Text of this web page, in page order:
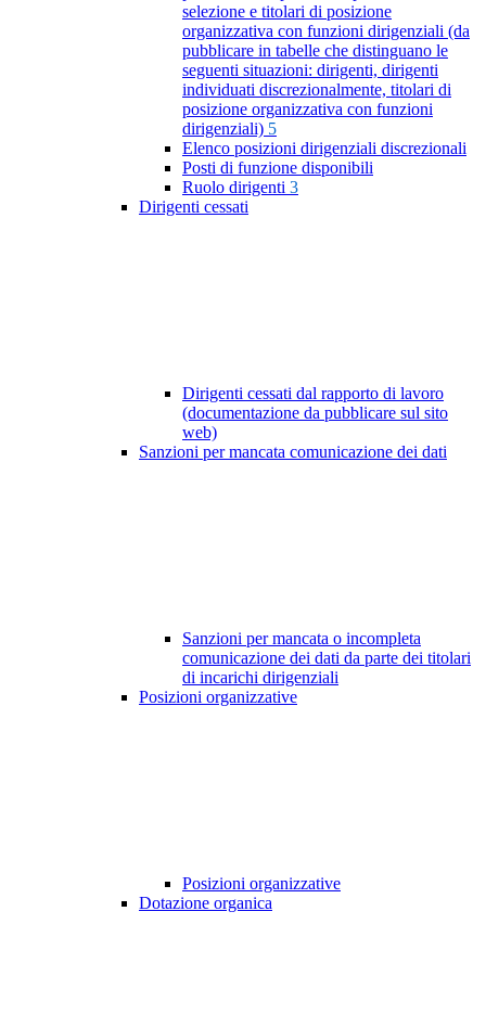
selezione e titolari di posizione
organizzativa con funzioni dirigenziali (da
pubblicare in tabelle che distinguano le
seguenti situazioni: dirigenti, dirigenti
individuati discrezionalmente, titolari di
posizione organizzativa con funzioni
dirigenziali) 5
Elenco posizioni dirigenziali discrezionali
Posti di funzione disponibili
Ruolo dirigenti 3
Dirigenti cessati
Dirigenti cessati dal rapporto di lavoro
(documentazione da pubblicare sul sito
web)
Sanzioni per mancata comunicazione dei dati
Sanzioni per mancata o incompleta
comunicazione dei dati da parte dei titolari
di incarichi dirigenziali
Posizioni organizzative
Posizioni organizzative
Dotazione organica